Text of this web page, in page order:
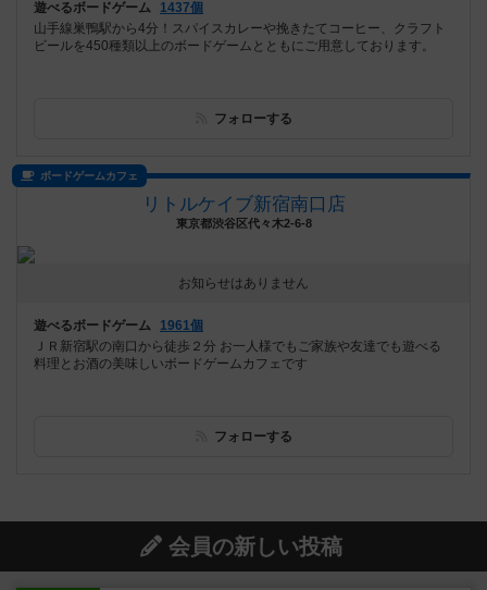
遊べるボードゲーム
1437個
山手線巣鴨駅から4分！スパイスカレーや挽きたてコーヒー、クラフト
ビールを450種類以上のボードゲームとともにご用意しております。
フォローする
ボードゲームカフェ
リトルケイブ新宿南口店
東京都渋谷区代々木2-6-8
お知らせはありません
遊べるボードゲーム
1961個
ＪＲ新宿駅の南口から徒歩２分 お一人様でもご家族や友達でも遊べる
料理とお酒の美味しいボードゲームカフェです
フォローする
会員の新しい投稿